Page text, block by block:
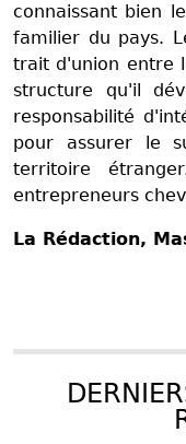
connaissant bien
familier du pays.
trait d'union entre
structure qu'il
responsabilité
pour assurer le
territoire
entrepreneurs
La Rédaction,